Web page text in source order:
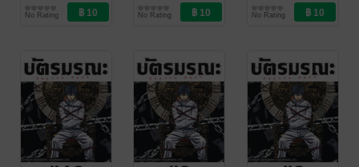
Publishing
การ์ตูนรายตอน
No Rating
Publishing
การ์ตูนรายตอน
No Rating
Publishing
การ์ตูนรายตอน
No Rating